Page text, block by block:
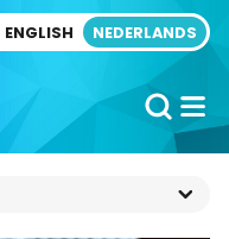
ENGLISH NEDERLANDS